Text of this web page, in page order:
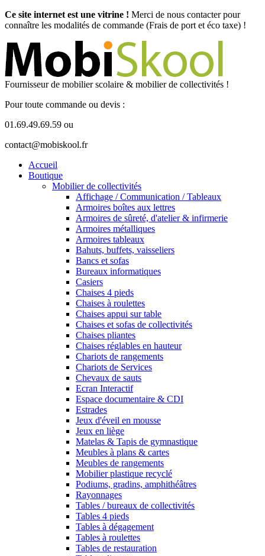
Ce site internet est une vitrine ! Merci de nous contacter pour
connaître les modalités de commande (Frais de port et éco taxe) !
Fournisseur de mobilier scolaire & mobilier de collectivités !
Pour toute commande ou devis :
01.69.49.69.59 ou
contact@mobiskool.fr
Accueil
Boutique
Mobilier de collectivités
Affichage / Communication / Tableaux
Armoires boîtes aux lettres
Armoires de sûreté, d'atelier & infirmerie
Armoires métalliques
Armoires tableaux
Bahuts, buffets, vaisseliers
Bancs et sofas
Bureaux informatiques
Casiers
Chaises 4 pieds
Chaises à roulettes
Chaises appui sur table
Chaises et sofas de collectivités
Chaises pliantes
Chaises réglables en hauteur
Chariots de rangements
Chariots de Services
Chevaux de sauts
Ecran Interactif
Espace documentaire & CDI
Estrades
Jeux d'éveil en mousse
Jeux en liège
Matelas & Tapis de gymnastique
Meubles à plans & cartes
Meubles de rangements
Mobilier plastique recyclé
Podiums, gradins, amphithéâtres
Rayonnages
Tables / bureaux de collectivités
Tables 4 pieds
Tables à dégagement
Tables à roulettes
Tables de restauration